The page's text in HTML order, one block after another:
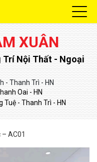
XUÂN
Trí Nội Thất - Ngoại
- Thanh Trì - HN
Oai - HN
Tuệ - Thanh Trì - HN
AC01